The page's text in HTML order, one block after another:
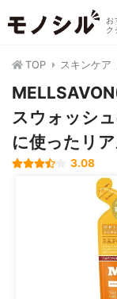
お
ク
TOP スキンケア
スウォッシ
に使ったリ
3.08